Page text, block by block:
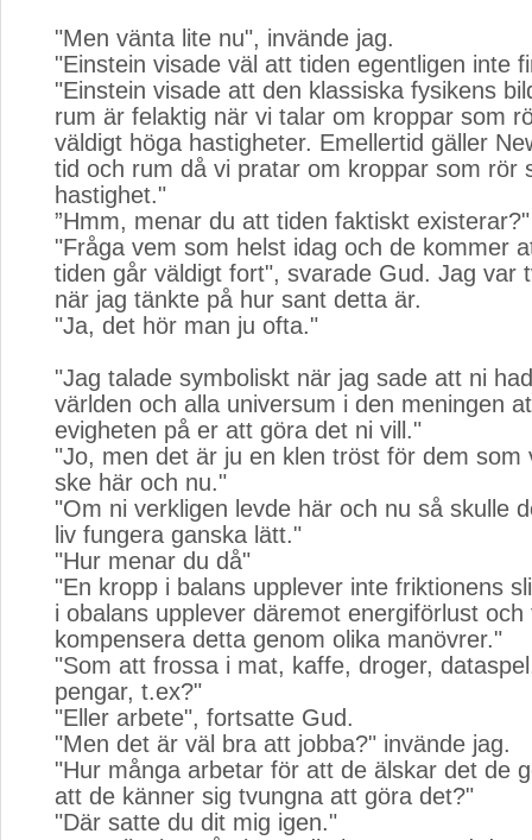
"Men vänta lite nu", invände jag.
"Einstein visade väl att tiden egentligen inte
"Einstein visade att den klassiska fysikens
rum är felaktig när vi talar om kroppar som
väldigt höga hastigheter. Emellertid gäller
tid och rum då vi pratar om kroppar som rör
hastighet."
”Hmm, menar du att tiden faktiskt existerar?"
"Fråga vem som helst idag och de kommer
tiden går väldigt fort", svarade Gud. Jag var
när jag tänkte på hur sant detta är.
"Ja, det hör man ju ofta."
"Jag talade symboliskt när jag sade att ni
världen och alla universum i den meningen
evigheten på er att göra det ni vill."
"Jo, men det är ju en klen tröst för dem som
ske här och nu."
"Om ni verkligen levde här och nu så skulle
liv fungera ganska lätt."
"Hur menar du då"
"En kropp i balans upplever inte friktionens
i obalans upplever däremot energiförlust och
kompensera detta genom olika manövrer."
"Som att frossa i mat, kaffe, droger,
pengar, t.ex?"
"Eller arbete", fortsatte Gud.
"Men det är väl bra att jobba?" invände jag.
"Hur många arbetar för att de älskar det de
att de känner sig tvungna att göra det?"
"Där satte du dit mig igen."